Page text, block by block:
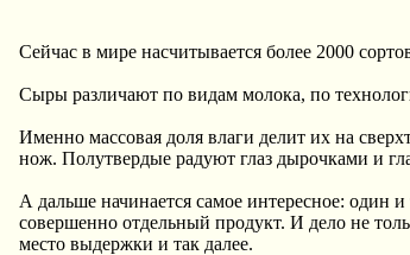
Сейчас в мире насчитывается более 2000
Сыры различают по видам молока, по
Именно массовая доля влаги делит их на
нож. Полутвердые радуют глаз дырочками и
А дальше начинается самое интересное: один
совершенно отдельный продукт. И дело не
место выдержки и так далее.